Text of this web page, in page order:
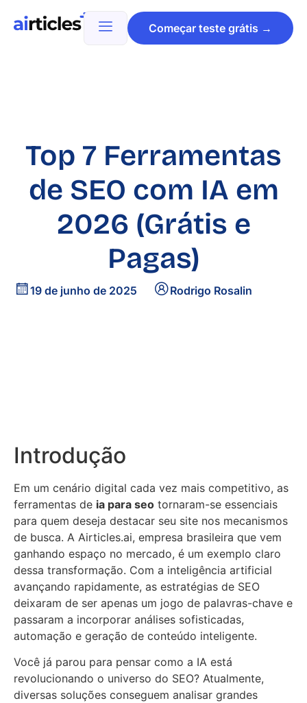
Começar teste grátis →
Top 7 Ferramentas
de SEO com IA em
2026 (Grátis e
Pagas)
19 de junho de 2025 Rodrigo Rosalin
Introdução
Em um cenário digital cada vez mais competitivo, as
ferramentas de ia para seo tornaram-se essenciais
para quem deseja destacar seu site nos mecanismos
de busca. A Airticles.ai, empresa brasileira que vem
ganhando espaço no mercado, é um exemplo claro
dessa transformação. Com a inteligência artificial
avançando rapidamente, as estratégias de SEO
deixaram de ser apenas um jogo de palavras-chave e
passaram a incorporar análises sofisticadas,
automação e geração de conteúdo inteligente.
Você já parou para pensar como a IA está
revolucionando o universo do SEO? Atualmente,
diversas soluções conseguem analisar grandes